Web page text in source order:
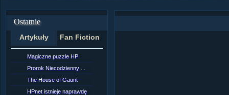
Ostatnie
Artykuły Fan Fiction
Magiczne puzzle HP
Prorok Niecodzienny ...
The House of Gaunt
HPnet istnieje naprawdę